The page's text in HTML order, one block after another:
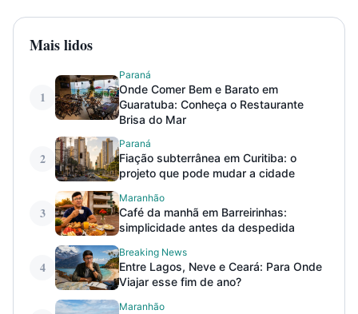
Mais lidos
1
Paraná
Onde Comer Bem e Barato em
Guaratuba: Conheça o Restaurante
Brisa do Mar
2
Paraná
Fiação subterrânea em Curitiba: o
projeto que pode mudar a cidade
3
Maranhão
Café da manhã em Barreirinhas:
simplicidade antes da despedida
4
Breaking News
Entre Lagos, Neve e Ceará: Para Onde
Viajar esse fim de ano?
Maranhão